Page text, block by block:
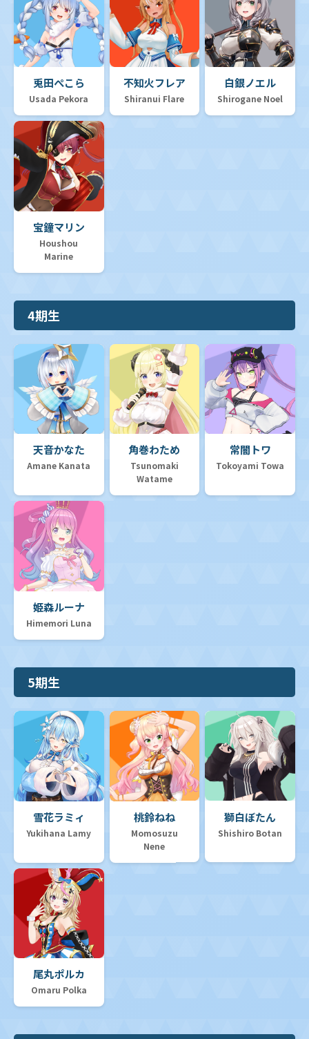
兎田ぺこら
Usada Pekora
不知火フレア
Shiranui Flare
白銀ノエル
Shirogane Noel
宝鐘マリン
Houshou
Marine
4期生
天音かなた
Amane Kanata
角巻わため
Tsunomaki
Watame
常闇トワ
Tokoyami Towa
姫森ルーナ
Himemori Luna
5期生
雪花ラミィ
Yukihana Lamy
桃鈴ねね
Momosuzu
Nene
獅白ぼたん
Shishiro Botan
尾丸ポルカ
Omaru Polka